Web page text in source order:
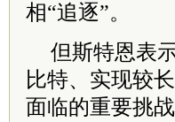
相“追逐”。
但斯特恩表
比特、实现较
面临的重要挑战